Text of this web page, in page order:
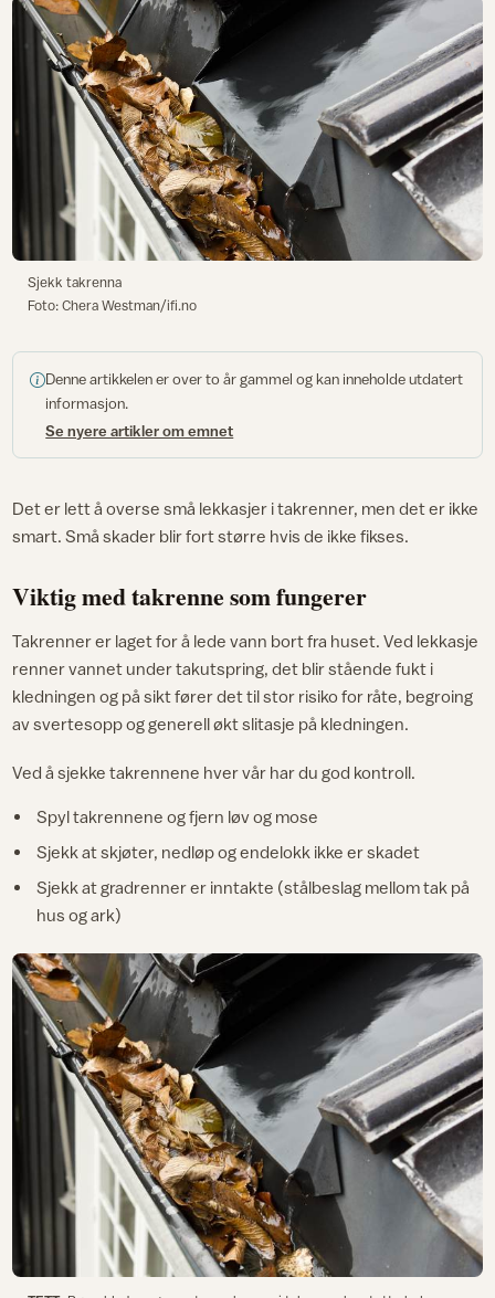
Sjekk takrenna
Foto: Chera Westman/ifi.no
Denne artikkelen er over to år gammel og kan inneholde utdatert
informasjon.
Se nyere artikler om emnet
Det er lett å overse små lekkasjer i takrenner, men det er ikke
smart. Små skader blir fort større hvis de ikke fikses.
Viktig med takrenne som fungerer
Takrenner er laget for å lede vann bort fra huset. Ved lekkasje
renner vannet under takutspring, det blir stående fukt i
kledningen og på sikt fører det til stor risiko for råte, begroing
av svertesopp og generell økt slitasje på kledningen.
Ved å sjekke takrennene hver vår har du god kontroll.
Spyl takrennene og fjern løv og mose
Sjekk at skjøter, nedløp og endelokk ikke er skadet
Sjekk at gradrenner er inntakte (stålbeslag mellom tak på
hus og ark)